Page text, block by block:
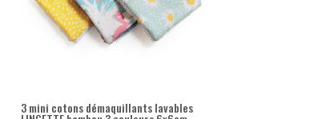
3 mini cotons démaquillants lavables